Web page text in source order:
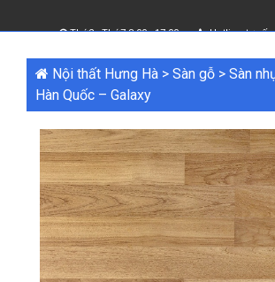
Thứ2 - Thứ7 8.00 - 17.00 Hotline tư
Nội thất Hưng Hà > Sàn gỗ > Sàn
Hàn Quốc – Galaxy